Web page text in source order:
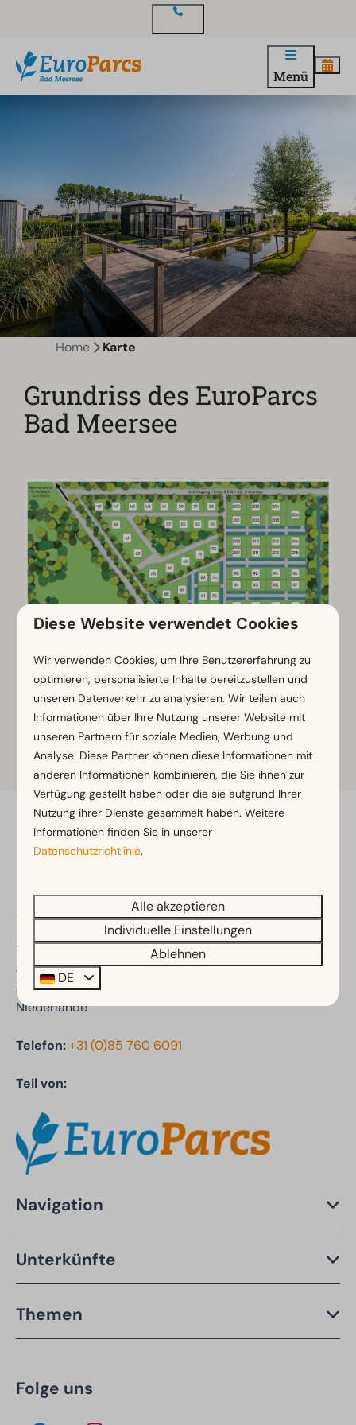
Menü
Home Karte
Grundriss des EuroParcs
Bad Meersee
Klicken Sie auf die Karte, um sie zu
vergrößern
Sicher bezahlen
EuroParcs Bad Meersee
Mettenijedijk 33
4504 PB Nieuwvliet
Zeeland
Niederlande
Telefon:+31 (0)85 760 6091
Teil von:
Navigation
Unterkünfte
Themen
Folge uns
Diese Website verwendet Cookies
Wir verwenden Cookies, um Ihre Benutzererfahrung zu
optimieren, personalisierte Inhalte bereitzustellen und
unseren Datenverkehr zu analysieren. Wir teilen auch
Informationen über Ihre Nutzung unserer Website mit
unseren Partnern für soziale Medien, Werbung und
Analyse. Diese Partner können diese Informationen mit
anderen Informationen kombinieren, die Sie ihnen zur
Verfügung gestellt haben oder die sie aufgrund Ihrer
Nutzung ihrer Dienste gesammelt haben. Weitere
Informationen finden Sie in unserer
Datenschutzrichtlinie.
Alle akzeptieren
Individuelle Einstellungen
Ablehnen
DE